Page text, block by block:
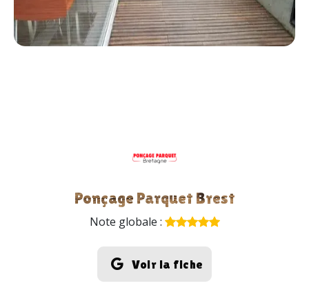
Ponçage Parquet Brest
Note globale :
Voir la fiche